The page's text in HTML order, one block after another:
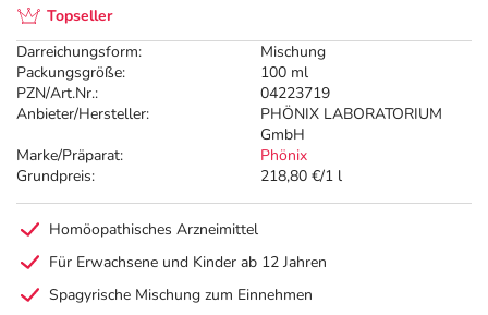
Topseller
Darreichungsform:
Mischung
Packungsgröße:
100 ml
PZN/Art.Nr.:
04223719
Anbieter/Hersteller:
PHÖNIX LABORATORIUM
GmbH
Marke/Präparat:
Phönix
Grundpreis:
218,80 €/1 l
Homöopathisches Arzneimittel
Für Erwachsene und Kinder ab 12 Jahren
Spagyrische Mischung zum Einnehmen